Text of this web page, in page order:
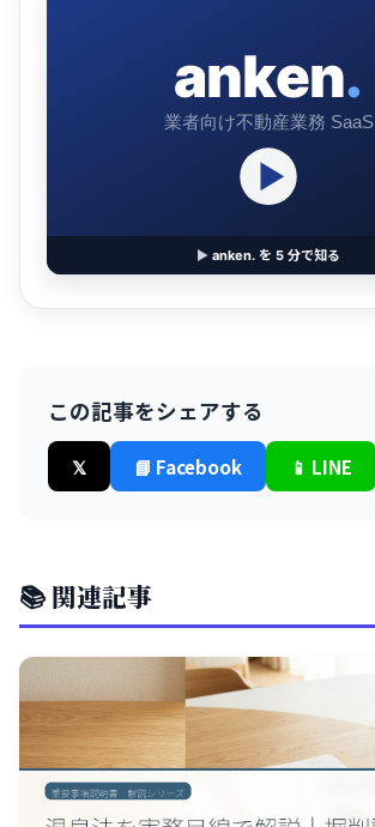
anken.
業者向け不動産業務 SaaS
▶ anken. を 5 分で知る
この記事をシェアする
𝕏 📘 Facebook 📱 LINE
📚 関連記事